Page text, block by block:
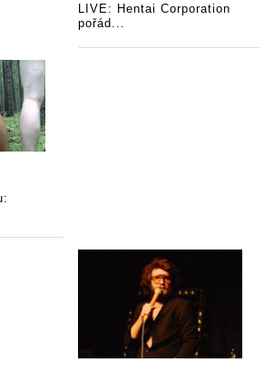
LIVE: Hentai Corporation
pořád...